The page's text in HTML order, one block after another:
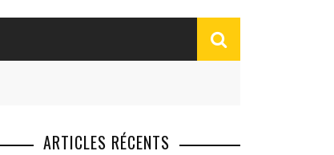
ARTICLES RÉCENTS